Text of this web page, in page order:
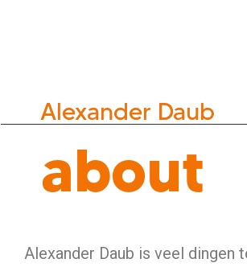
Alexander Daub
about
Alexander Daub is veel dingen